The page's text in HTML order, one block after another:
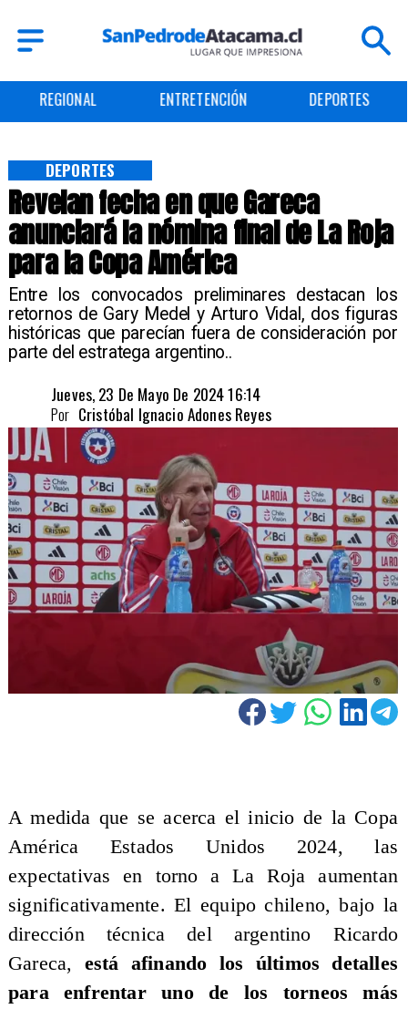
REGIONAL ENTRETENCIÓN DEPORTES
Revelan fecha en que Gareca
anunciará la nómina final de La Roja
para la Copa América
​Entre los convocados preliminares destacan los
retornos de Gary Medel y Arturo Vidal, dos figuras
históricas que parecían fuera de consideración por
parte del estratega argentino..
DEPORTES
Jueves, 23 De Mayo De 2024 16:14
Cristóbal Ignacio Adones Reyes
Por
A medida que se acerca el inicio de la Copa
América Estados Unidos 2024, las
expectativas en torno a La Roja aumentan
significativamente. El equipo chileno, bajo la
dirección técnica del argentino Ricardo
Gareca, está afinando los últimos detalles
para enfrentar uno de los torneos más